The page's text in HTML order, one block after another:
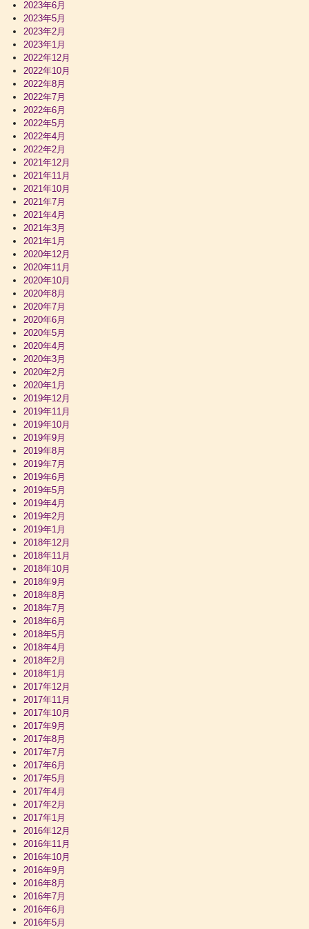
2023年6月
2023年5月
2023年2月
2023年1月
2022年12月
2022年10月
2022年8月
2022年7月
2022年6月
2022年5月
2022年4月
2022年2月
2021年12月
2021年11月
2021年10月
2021年7月
2021年4月
2021年3月
2021年1月
2020年12月
2020年11月
2020年10月
2020年8月
2020年7月
2020年6月
2020年5月
2020年4月
2020年3月
2020年2月
2020年1月
2019年12月
2019年11月
2019年10月
2019年9月
2019年8月
2019年7月
2019年6月
2019年5月
2019年4月
2019年2月
2019年1月
2018年12月
2018年11月
2018年10月
2018年9月
2018年8月
2018年7月
2018年6月
2018年5月
2018年4月
2018年2月
2018年1月
2017年12月
2017年11月
2017年10月
2017年9月
2017年8月
2017年7月
2017年6月
2017年5月
2017年4月
2017年2月
2017年1月
2016年12月
2016年11月
2016年10月
2016年9月
2016年8月
2016年7月
2016年6月
2016年5月